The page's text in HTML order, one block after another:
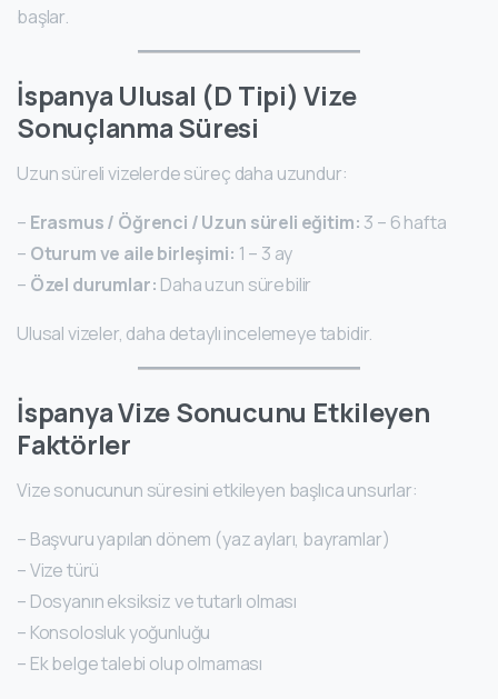
başlar.
İspanya Ulusal (D Tipi) Vize
Sonuçlanma Süresi
Uzun süreli vizelerde süreç daha uzundur:
– Erasmus / Öğrenci / Uzun süreli eğitim: 3 – 6 hafta
– Oturum ve aile birleşimi: 1 – 3 ay
– Özel durumlar: Daha uzun sürebilir
Ulusal vizeler, daha detaylı incelemeye tabidir.
İspanya Vize Sonucunu Etkileyen
Faktörler
Vize sonucunun süresini etkileyen başlıca unsurlar:
– Başvuru yapılan dönem (yaz ayları, bayramlar)
– Vize türü
– Dosyanın eksiksiz ve tutarlı olması
– Konsolosluk yoğunluğu
– Ek belge talebi olup olmaması